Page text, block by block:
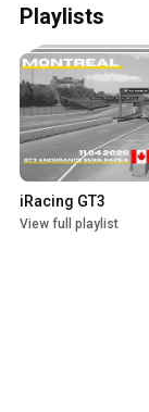
Playlists
iRacing GT3
View full playlist